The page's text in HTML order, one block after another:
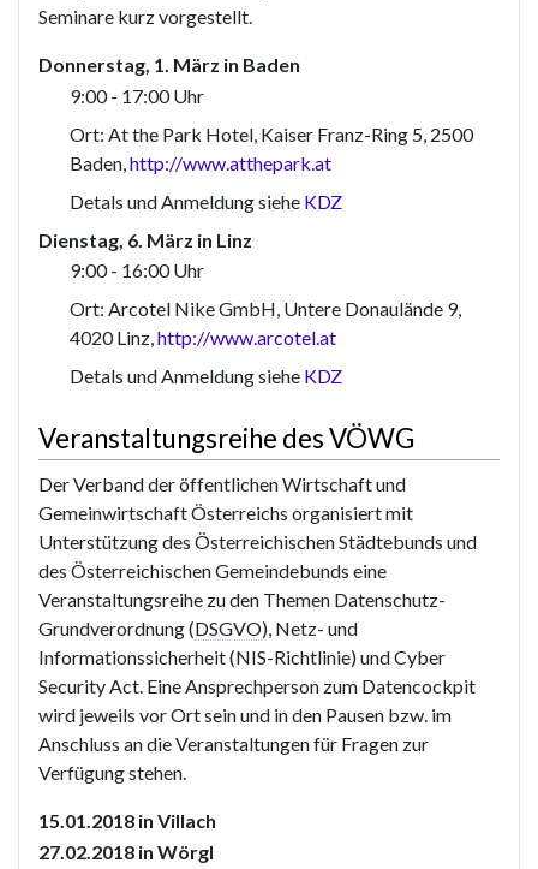
Seminare kurz vorgestellt.
Donnerstag, 1. März in Baden
9:00 - 17:00 Uhr
Ort: At the Park Hotel, Kaiser Franz-Ring 5, 2500
Baden, http://www.atthepark.at
Detals und Anmeldung siehe KDZ
Dienstag, 6. März in Linz
9:00 - 16:00 Uhr
Ort: Arcotel Nike GmbH, Untere Donaulände 9,
4020 Linz,http://www.arcotel.at
Detals und Anmeldung siehe KDZ
Veranstaltungsreihe des VÖWG
Der Verband der öffentlichen Wirtschaft und
Gemeinwirtschaft Österreichs organisiert mit
Unterstützung des Österreichischen Städtebunds und
des Österreichischen Gemeindebunds eine
Veranstaltungsreihe zu den Themen Datenschutz-
Grundverordnung (DSGVO), Netz- und
Informationssicherheit (NIS-Richtlinie) und Cyber
Security Act. Eine Ansprechperson zum Datencockpit
wird jeweils vor Ort sein und in den Pausen bzw. im
Anschluss an die Veranstaltungen für Fragen zur
Verfügung stehen.
15.01.2018 in Villach
27.02.2018 in Wörgl